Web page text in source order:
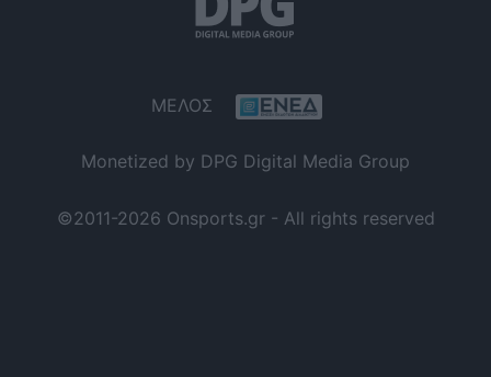
ΜΕΛΟΣ
Monetized by DPG Digital Media Group
©2011-2026 Onsports.gr - All rights reserved